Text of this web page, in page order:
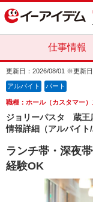
仕事情報
更新日：2026/08/01 ※更新
アルバイト パート
職種：ホール（カスタマー）
ジョリーパスタ 蔵王
情報詳細（アルバイ
ランチ帯・深夜
経験OK